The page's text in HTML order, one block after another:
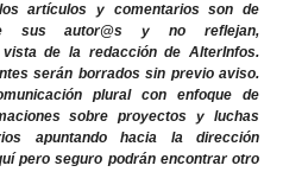
artículos y comentarios son de
sus autor@s y no reflejan,
de la redacción de AlterInfos.
serán borrados sin previo aviso.
plural con enfoque de
sobre proyectos y luchas
apuntando hacia la dirección
pero seguro podrán encontrar otro